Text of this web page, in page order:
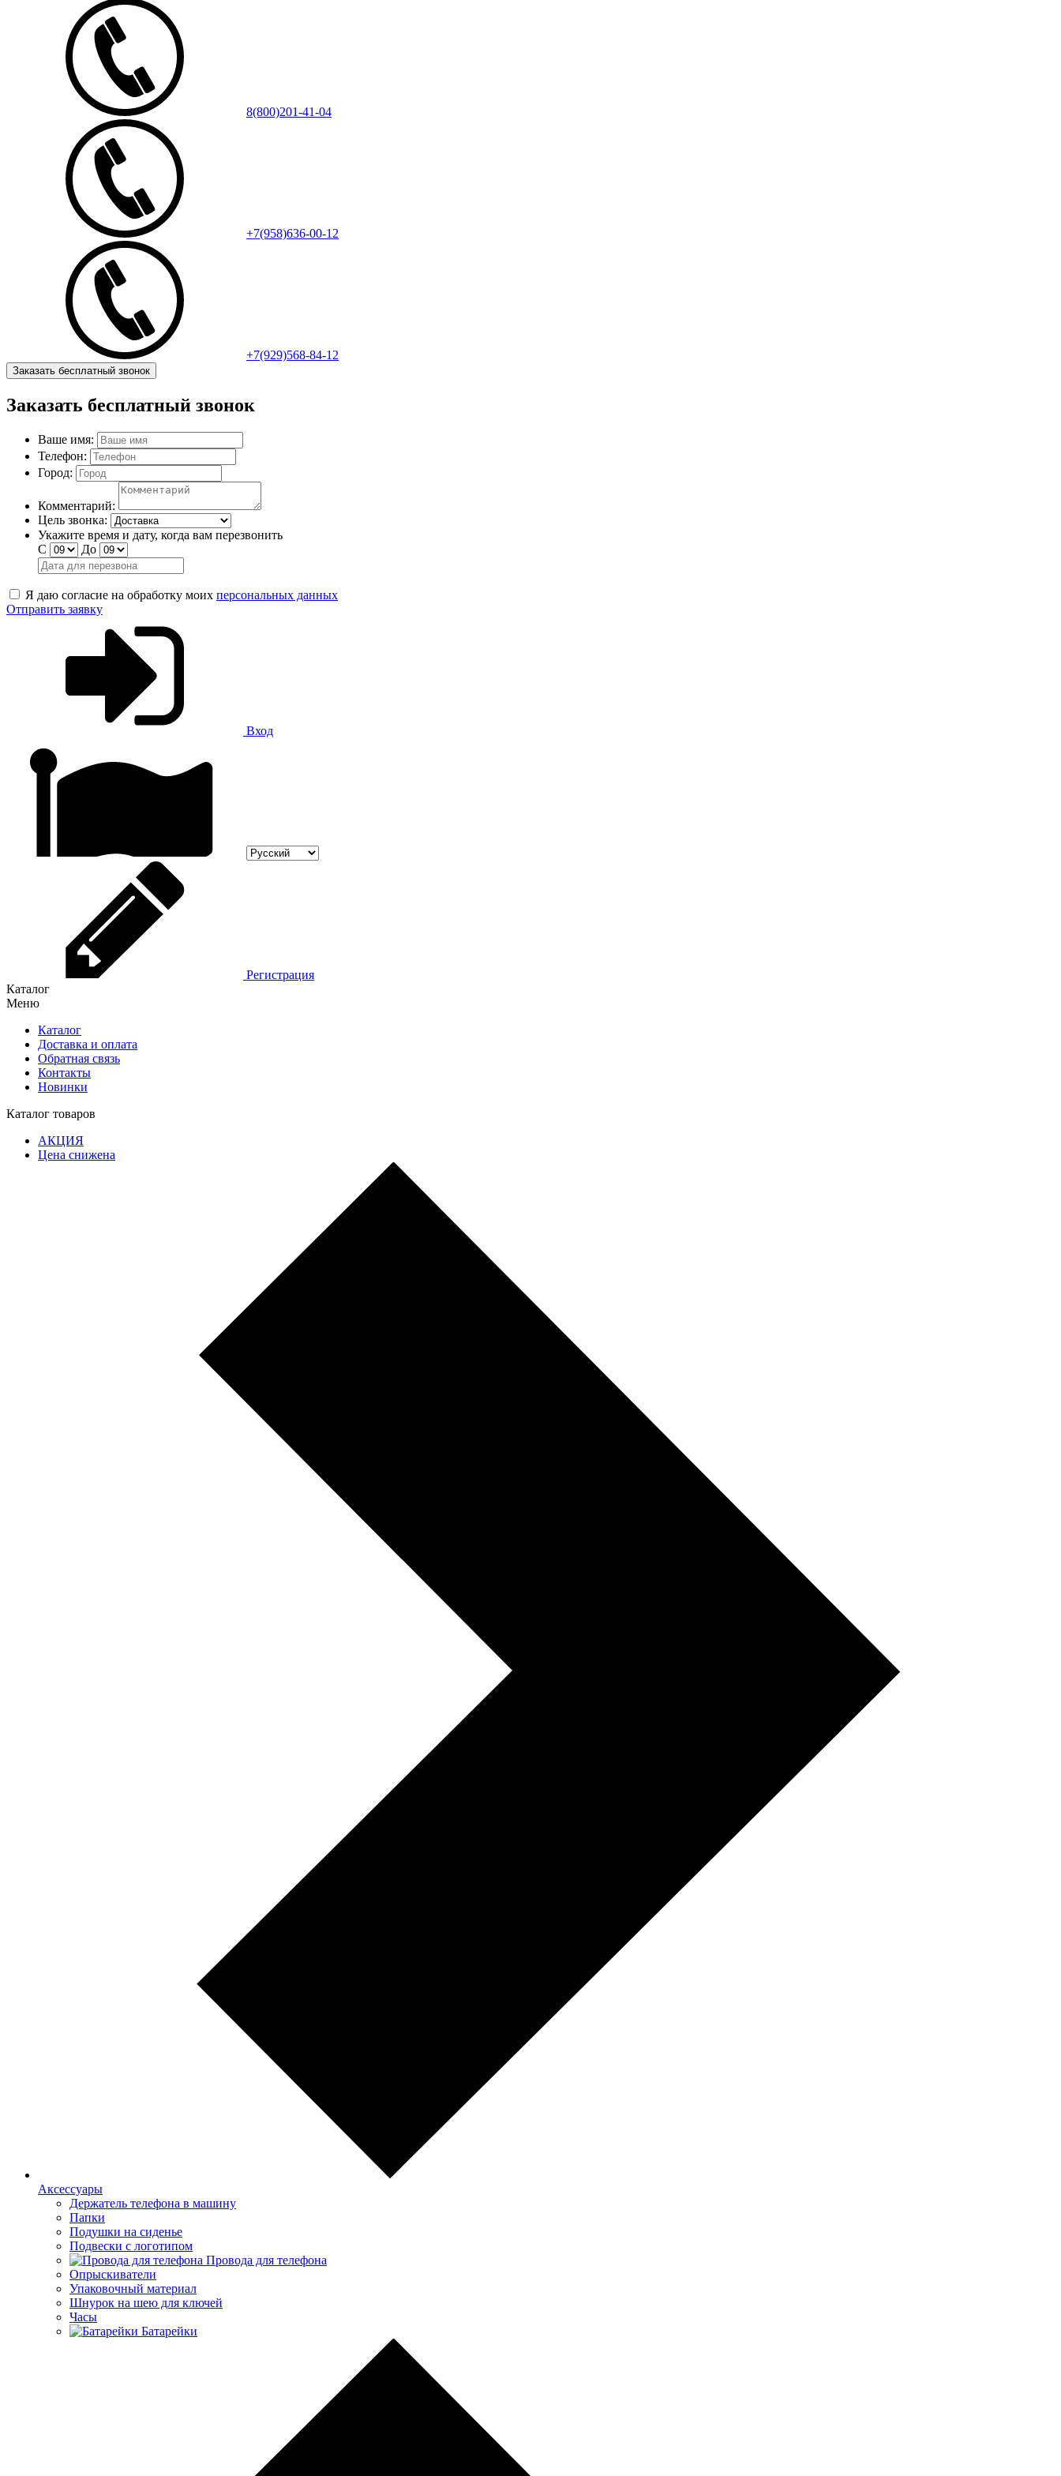
8(800)201-41-04
+7(958)636-00-12
+7(929)568-84-12
Заказать бесплатный звонок
Заказать бесплатный звонок
Ваше имя:
Телефон:
Город:
Комментарий:
Цель звонка:
Укажите время и дату, когда вам перезвонить
С
До
Я даю согласие на обработку моих персональных данных
Отправить заявку
Вход
Регистрация
Каталог
Меню
Каталог
Доставка и оплата
Обратная связь
Контакты
Новинки
Каталог товаров
АКЦИЯ
Цена снижена
Аксессуары
Держатель телефона в машину
Папки
Подушки на сиденье
Подвески с логотипом
Провода для телефона
Опрыскиватели
Упаковочный материал
Шнурок на шею для ключей
Часы
Батарейки